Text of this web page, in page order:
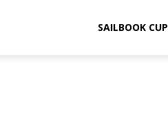
SAILBOOK CUP